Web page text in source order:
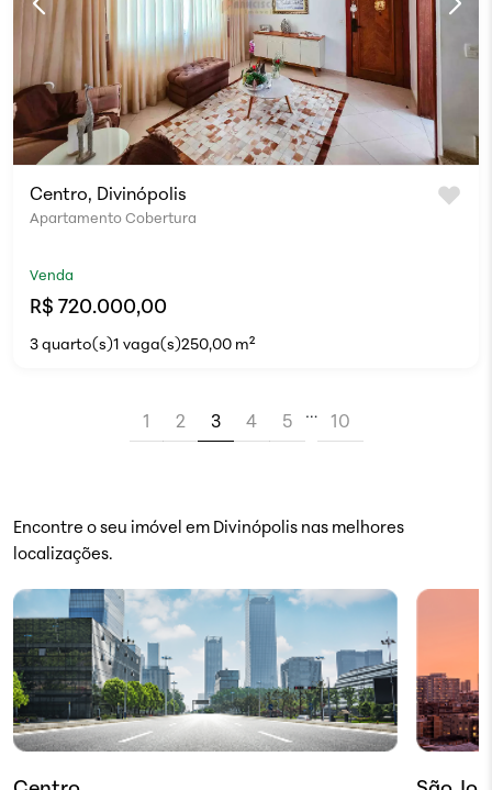
Centro, Divinópolis
Apartamento Cobertura
Venda
R$ 720.000,00
3 quarto(s)1 vaga(s)250,00 m²
1 2 3 4 5 … 10
Encontre o seu imóvel em Divinópolis nas melhores
localizações.